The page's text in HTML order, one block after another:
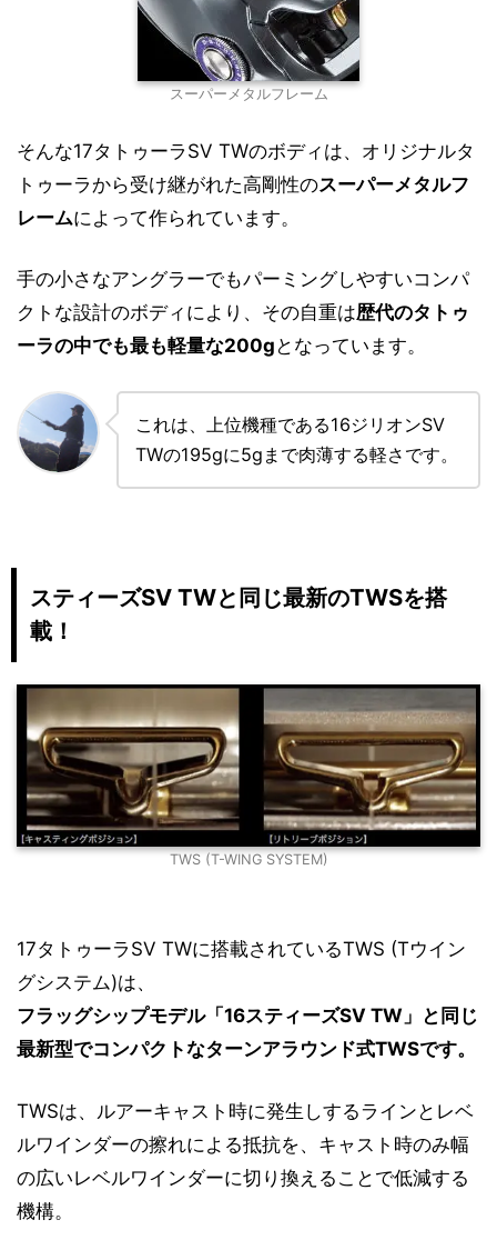
スーパーメタルフレーム
そんな17タトゥーラSV TWのボディは、オリジナルタ
トゥーラから受け継がれた高剛性のスーパーメタルフ
レームによって作られています。
手の小さなアングラーでもパーミングしやすいコンパ
クトな設計のボディにより、その自重は歴代のタトゥ
ーラの中でも最も軽量な200g となっています。
これは、上位機種である16ジリオンSV
TWの195gに5gまで肉薄する軽さです。
スティーズSV TWと同じ最新のTWSを搭
載！
TWS (T-WING SYSTEM)
17タトゥーラSV TWに搭載されているTWS (Tウイン
グシステム)は、
フラッグシップモデル「16スティーズSV TW」と同じ
最新型でコンパクトなターンアラウンド式TWSです。
TWSは、ルアーキャスト時に発生しするラインとレベ
ルワインダーの擦れによる抵抗を、キャスト時のみ幅
の広いレベルワインダーに切り換えることで低減する
機構。